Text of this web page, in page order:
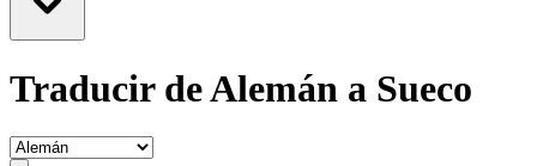
Traducir de Alemán a Sueco